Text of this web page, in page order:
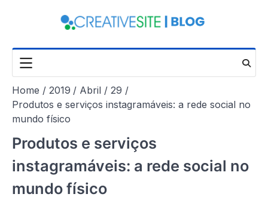
Home 2019 Abril
29
Produtos e serviços instagramáveis: a rede social no
mundo físico
Produtos e serviços
instagramáveis: a rede social no
mundo físico